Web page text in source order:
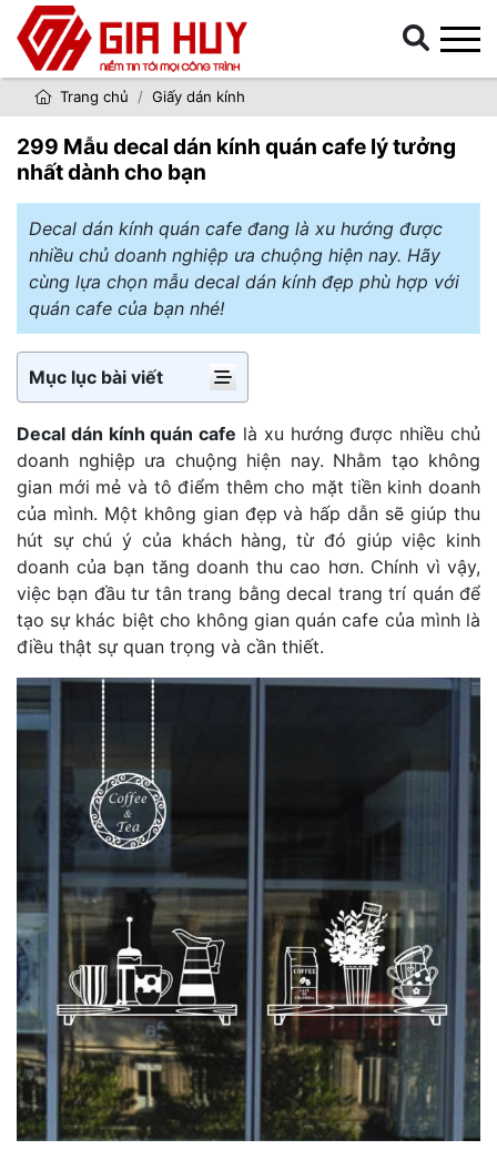
Trang chủ Giấy dán kính
299 Mẫu decal dán kính quán cafe lý tưởng
nhất dành cho bạn
Decal dán kính quán cafe đang là xu hướng được
nhiều chủ doanh nghiệp ưa chuộng hiện nay. Hãy
cùng lựa chọn mẫu decal dán kính đẹp phù hợp với
quán cafe của bạn nhé!
Mục lục bài viết
Decal dán kính quán cafe là xu hướng được nhiều chủ
doanh nghiệp ưa chuộng hiện nay. Nhằm tạo không
gian mới mẻ và tô điểm thêm cho mặt tiền kinh doanh
của mình. Một không gian đẹp và hấp dẫn sẽ giúp thu
hút sự chú ý của khách hàng, từ đó giúp việc kinh
doanh của bạn tăng doanh thu cao hơn. Chính vì vậy,
việc bạn đầu tư tân trang bằng decal trang trí quán để
tạo sự khác biệt cho không gian quán cafe của mình là
điều thật sự quan trọng và cần thiết.